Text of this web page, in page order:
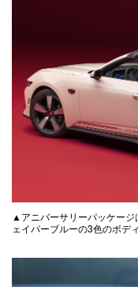
▲アニバーサリーパッケー
ェイパーブルーの3色のボデ